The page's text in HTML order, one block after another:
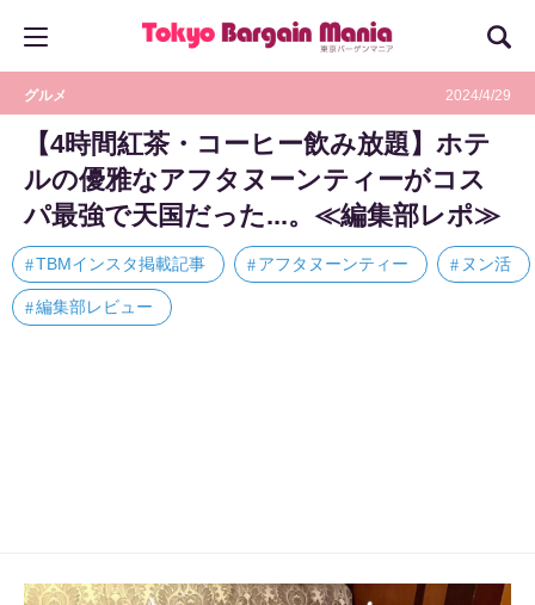
グルメ 2024/4/29
【4時間紅茶・コーヒー飲み放題】ホテ
ルの優雅なアフタヌーンティーがコス
パ最強で天国だった...。≪編集部レポ≫
TBMインスタ掲載記事 アフタヌーンティー ヌン活
編集部レビュー